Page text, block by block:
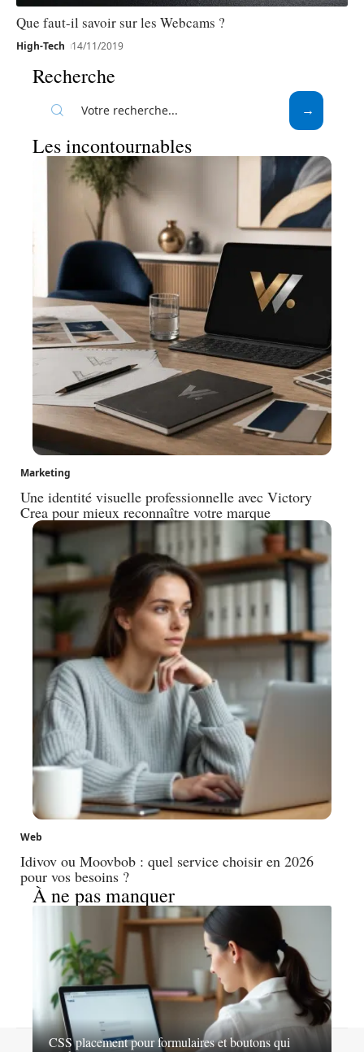
Que faut-il savoir sur les Webcams ?
High-Tech 14/11/2019
Recherche
Les incontournables
Marketing
Une identité visuelle professionnelle avec Victory
Crea pour mieux reconnaître votre marque
Web
Idivov ou Moovbob : quel service choisir en 2026
pour vos besoins ?
À ne pas manquer
CSS placement pour formulaires et boutons qui
Contact Mentions légales Sitemap